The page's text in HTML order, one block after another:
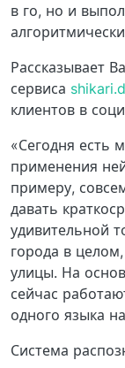
в го, но и
Рассказывает
сервиса
клиентов в
«Сегодня есть
применения
примеру,
давать
удивительной
города в
улицы. На
сейчас
одного языка
Система